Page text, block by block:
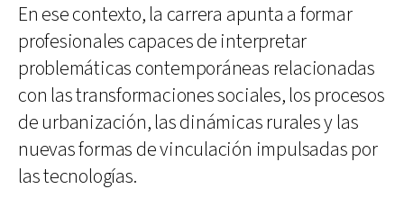
En ese contexto, la carrera apunta a formar
profesionales capaces de interpretar
problemáticas contemporáneas relacionadas
con las transformaciones sociales, los procesos
de urbanización, las dinámicas rurales y las
nuevas formas de vinculación impulsadas por
las tecnologías.